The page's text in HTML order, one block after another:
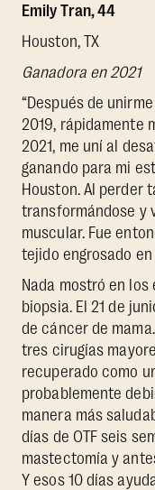
Emily Tran, 44
Houston, TX
Ganadora en 2021
“Después de
2019, rápidamente
2021, me uní al
ganando para mi
Houston. Al perder
transformándose y
muscular. Fue
tejido engrosado
Nada mostró en
biopsia. El 21 de
de cáncer de
tres cirugías
recuperado como
probablemente
manera más
días de OTF seis
mastectomía y
Y esos 10 días